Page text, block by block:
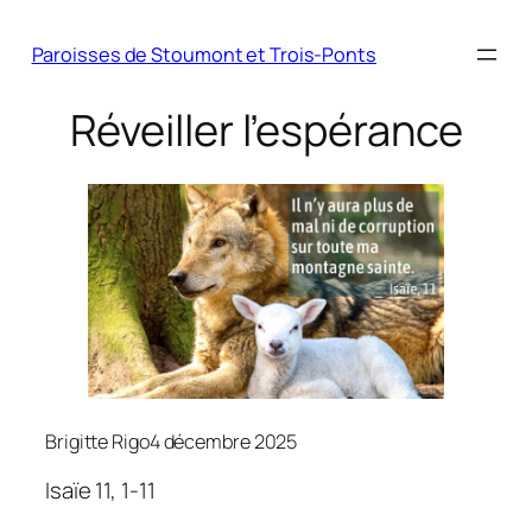
Paroisses de Stoumont et Trois-Ponts
Réveiller l’espérance
Brigitte Rigo4 décembre 2025
Isaïe 11, 1-11